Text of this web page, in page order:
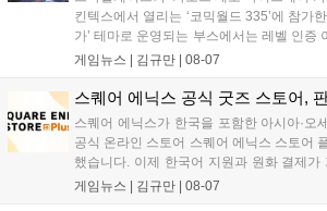
킨텍스에서 열리는 ‘코믹월드 335’에 참가
가’ 테마로 운영되는 부스에서는 레벨 인증
프레 모델 포토존 등 다채로운 행사가 진행
세한 정보는 공식 커뮤니티에서 확인 가능
게임뉴스 | 김규만 08-07
스퀘어 에닉스 공식 굿즈 스토어,
스퀘어 에닉스가 한국을 포함한 아시아·오
공식 온라인 스토어 스퀘어 에닉스 스토어
했습니다. 이제 한국어 지원과 원화 결제가
어 등 주요 게임의 피규어, 굿즈를 구매할
게임뉴스 | 김규만 08-07